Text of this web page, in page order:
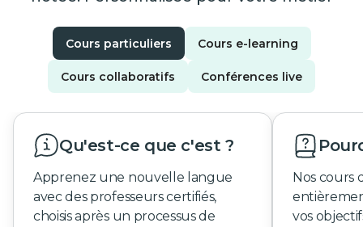
Cours particuliers Cours e-learning
Cours collaboratifs Conférences live
Qu'est-ce que c'est ?
Apprenez une nouvelle langue
avec des professeurs certifiés,
choisis après un processus de
Nos cours
vos